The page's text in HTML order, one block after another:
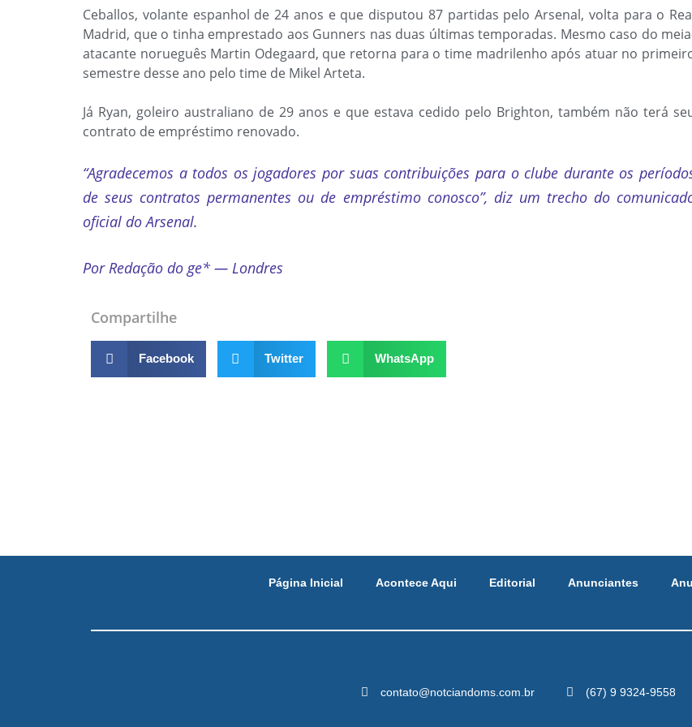
Ceballos, volante espanhol de 24 anos e que disputou 87 partidas pelo Arsenal, volta para o
Madrid, que o tinha emprestado aos Gunners nas duas últimas temporadas. Mesmo caso do
atacante norueguês Martin Odegaard, que retorna para o time madrilenho após atuar no
semestre desse ano pelo time de Mikel Arteta.
Já Ryan, goleiro australiano de 29 anos e que estava cedido pelo Brighton, também não terá
contrato de empréstimo renovado.
“Agradecemos a todos os jogadores por suas contribuições para o clube durante os
de seus contratos permanentes ou de empréstimo conosco”, diz um trecho do
oficial do Arsenal.
Por Redação do ge* — Londres
Compartilhe
Facebook Twitter WhatsApp
Página Inicial Acontece Aqui Editorial Anunciantes
contato@notciandoms.com.br (67) 9 9324-9558